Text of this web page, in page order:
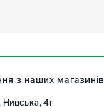
з наших магазинів
Нивська, 4г